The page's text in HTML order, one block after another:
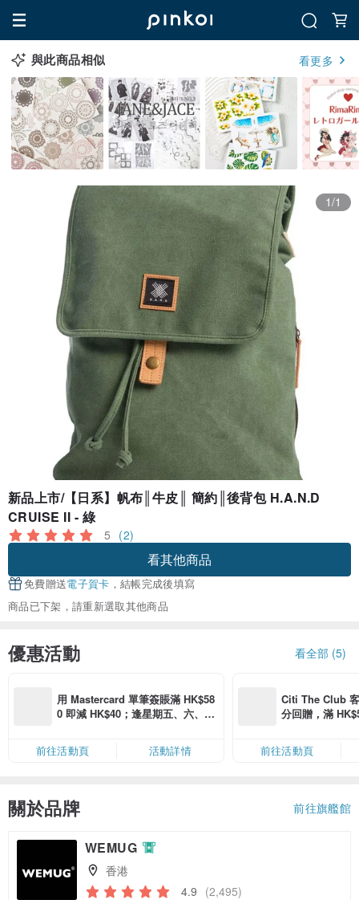
與此商品相似 看更多
1/1
新品上市/【日系】帆布║牛皮║ 簡約║後背包 H.A.N.D
CRUISE II - 綠
5 (2)
看其他商品
免費贈送電子賀卡 ，結帳完成後填寫
商品已下架，請重新選取其他商品
優惠活動 看全部 (5)
用 Mastercard 單筆簽賬滿 HK$58
0 即減 HK$40；逢星期五、六、日
限，額滿即止，僅限「常用信用
卡」結帳）
前往活動頁 活動詳情
Citi The Club
分回贈，滿
前往活動頁
關於品牌 前往旗艦館
WEMUG
香港
4.9 (2,495)